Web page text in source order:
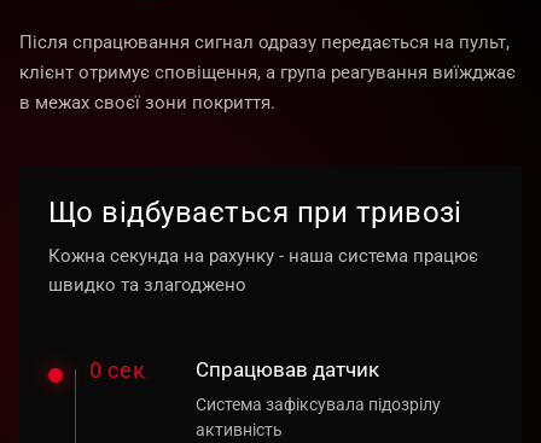
Після спрацювання сигнал одразу передається на пульт,
клієнт отримує сповіщення, а група реагування виїжджає
в межах своєї зони покриття.
Що відбувається при тривозі
Кожна секунда на рахунку - наша система працює
швидко та злагоджено
0 сек Спрацював датчик
Система зафіксувала підозрілу
активність